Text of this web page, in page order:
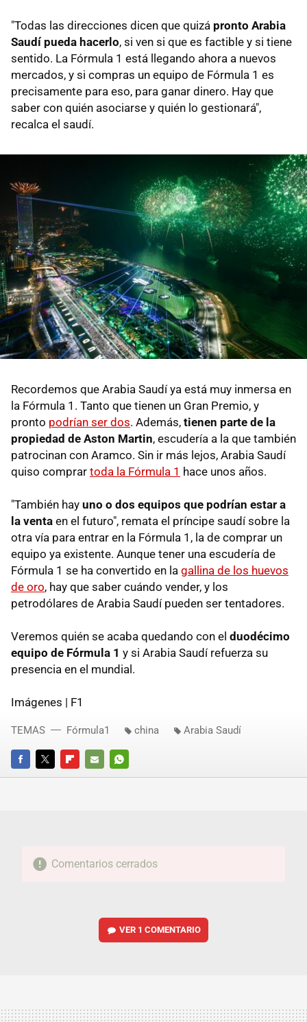
"Todas las direcciones dicen que quizá pronto Arabia
Saudí pueda hacerlo, si ven si que es factible y si tiene
sentido. La Fórmula 1 está llegando ahora a nuevos
mercados, y si compras un equipo de Fórmula 1 es
precisamente para eso, para ganar dinero. Hay que
saber con quién asociarse y quién lo gestionará",
recalca el saudí.
Recordemos que Arabia Saudí ya está muy inmersa en
la Fórmula 1. Tanto que tienen un Gran Premio, y
pronto podrían ser dos. Además, tienen parte de la
propiedad de Aston Martin, escudería a la que también
patrocinan con Aramco. Sin ir más lejos, Arabia Saudí
quiso comprar toda la Fórmula 1 hace unos años.
"También hay uno o dos equipos que podrían estar a
la venta en el futuro", remata el príncipe saudí sobre la
otra vía para entrar en la Fórmula 1, la de comprar un
equipo ya existente. Aunque tener una escudería de
Fórmula 1 se ha convertido en la gallina de los huevos
de oro, hay que saber cuándo vender, y los
petrodólares de Arabia Saudí pueden ser tentadores.
Veremos quién se acaba quedando con el duodécimo
equipo de Fórmula 1 y si Arabia Saudí refuerza su
presencia en el mundial.
Imágenes | F1
FACEBOOKTWITTERFLIPBOARD
E-
WHATSAPP
TEMAS Fórmula1 china Arabia Saudí
Comentarios cerrados
VER 1 COMENTARIO